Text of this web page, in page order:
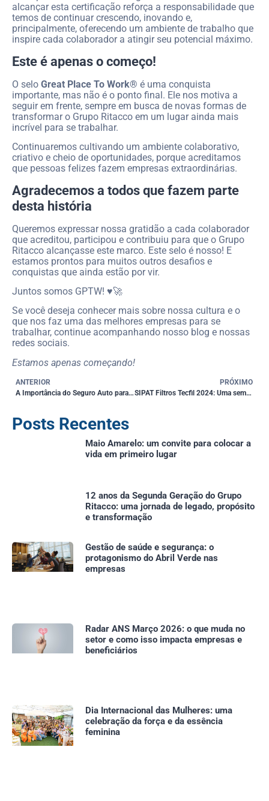
alcançar esta certificação reforça a responsabilidade que
temos de continuar crescendo, inovando e,
principalmente, oferecendo um ambiente de trabalho que
inspire cada colaborador a atingir seu potencial máximo.
Este é apenas o começo!
O selo Great Place To Work® é uma conquista
importante, mas não é o ponto final. Ele nos motiva a
seguir em frente, sempre em busca de novas formas de
transformar o Grupo Ritacco em um lugar ainda mais
incrível para se trabalhar.
Continuaremos cultivando um ambiente colaborativo,
criativo e cheio de oportunidades, porque acreditamos
que pessoas felizes fazem empresas extraordinárias.
Agradecemos a todos que fazem parte
desta história
Queremos expressar nossa gratidão a cada colaborador
que acreditou, participou e contribuiu para que o Grupo
Ritacco alcançasse este marco. Este selo é nosso! E
estamos prontos para muitos outros desafios e
conquistas que ainda estão por vir.
Juntos somos GPTW! ♥️🚀
Se você deseja conhecer mais sobre nossa cultura e o
que nos faz uma das melhores empresas para se
trabalhar, continue acompanhando nosso blog e nossas
redes sociais.
Estamos apenas começando!
ANTERIOR
A Importância do Seguro Auto para Sua Tranquilidade
PRÓXIMO
SIPAT Filtros Tecfil 2024: Uma semana dedicada à saúde e prevenção
Posts Recentes
Maio Amarelo: um convite para colocar a
vida em primeiro lugar
12 anos da Segunda Geração do Grupo
Ritacco: uma jornada de legado, propósito
e transformação
⁠Gestão de saúde e segurança: o
protagonismo do Abril Verde nas
empresas
⁠Radar ANS Março 2026: o que muda no
setor e como isso impacta empresas e
beneficiários
Dia Internacional das Mulheres: uma
celebração da força e da essência
feminina